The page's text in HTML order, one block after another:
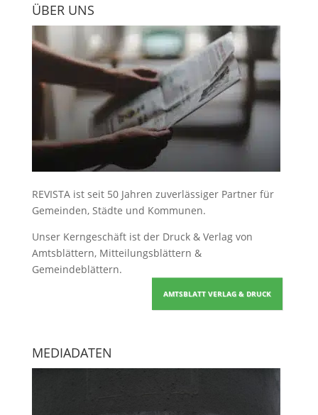
ÜBER UNS
REVISTA ist seit 50 Jahren zuverlässiger Partner für
Gemeinden, Städte und Kommunen.
Unser Kerngeschäft ist der Druck & Verlag von
Amtsblättern, Mitteilungsblättern &
Gemeindeblättern.
AMTSBLATT VERLAG & DRUCK
MEDIADATEN